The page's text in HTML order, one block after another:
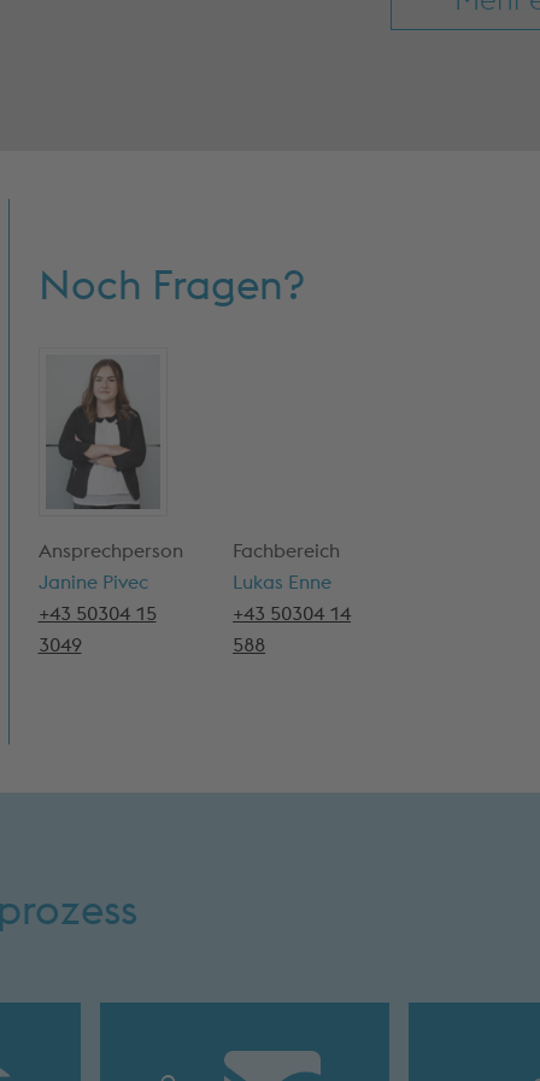
Noch Fragen?
Ansprechperson
Janine Pivec
+43 50304 15
3049
Fachbereich
Lukas Enne
+43 50304 14
588